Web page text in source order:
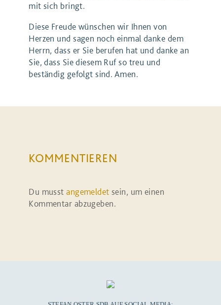
mit sich bringt.
Diese Freude wünschen wir Ihnen von
Herzen und sagen noch einmal danke dem
Herrn, dass er Sie berufen hat und danke an
Sie, dass Sie diesem Ruf so treu und
beständig gefolgt sind. Amen.
KOMMENTIEREN
Du musstangemeldet sein, um einen
Kommentar abzugeben.